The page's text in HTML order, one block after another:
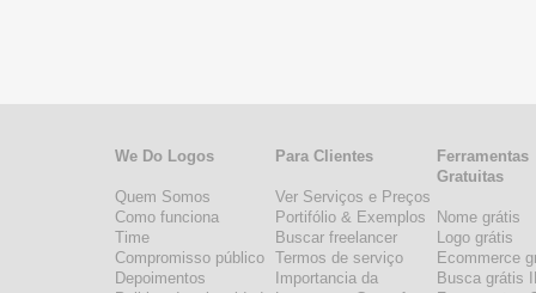
We Do Logos
Quem Somos
Como funciona
Time
Compromisso público
Depoimentos
Para Clientes
Ver Serviços e Preços
Portifólio & Exemplos
Buscar freelancer
Termos de serviço
Importancia da
Ferramentas
Gratuitas
Nome grátis
Logo grátis
Ecommerce
Busca grátis